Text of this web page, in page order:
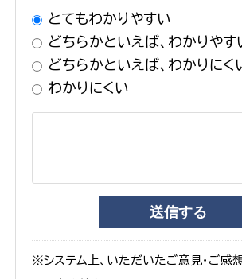
とてもわかりやすい
どちらかといえば、わかりやす
どちらかといえば、わかりにく
わかりにくい
※システム上、いただいたご意見・ご感